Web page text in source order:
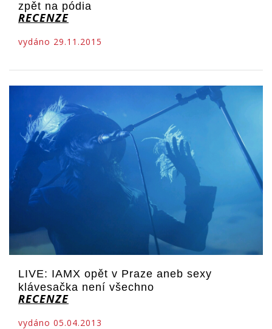
zpět na pódia
RECENZE
vydáno 29.11.2015
LIVE: IAMX opět v Praze aneb sexy
klávesačka není všechno
RECENZE
vydáno 05.04.2013